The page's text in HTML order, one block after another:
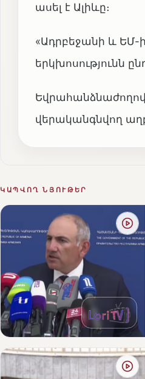
ասել է Ալիևը։
«Ադրբեջանի և ԵՄ-
երկխոսությունն
վերականգնվող
ԿԱՊՎՈՂ ՆՅՈՒԹԵՐ